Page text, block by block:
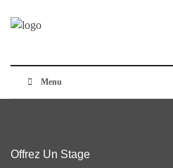
Menu
Offrez Un Stage